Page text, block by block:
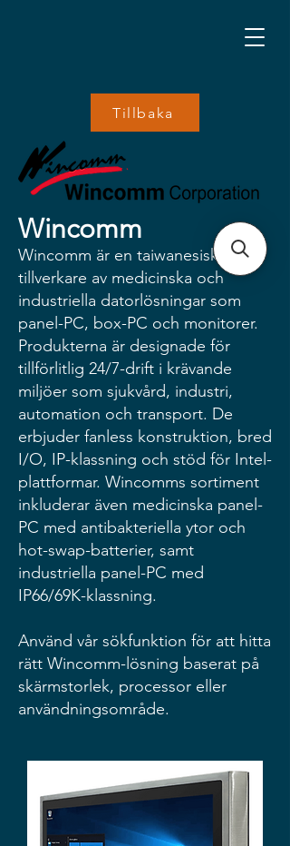
Tillbaka
Wincomm
Wincomm är en taiwanesisk
tillverkare av medicinska och
industriella datorlösningar som
panel-PC, box-PC och monitorer.
Produkterna är designade för
tillförlitlig 24/7-drift i krävande
miljöer som sjukvård, industri,
automation och transport. De
erbjuder fanless konstruktion, bred
I/O, IP-klassning och stöd för Intel-
plattformar. Wincomms sortiment
inkluderar även medicinska panel-
PC med antibakteriella ytor och
hot-swap-batterier, samt
industriella panel-PC med
IP66/69K-klassning.
Använd vår sökfunktion för att hitta
rätt Wincomm-lösning baserat på
skärmstorlek, processor eller
användningsområde.